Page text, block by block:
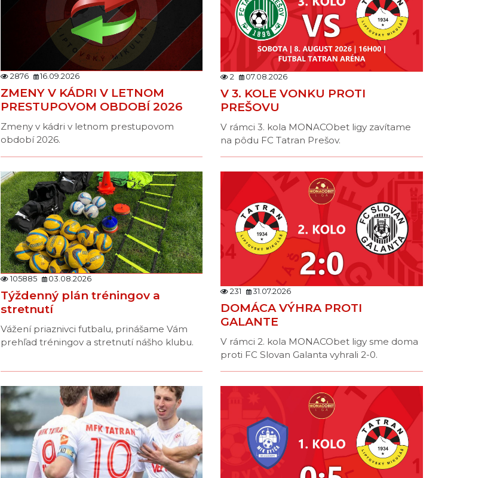
2876 16.09.2026
ZMENY V KÁDRI V LETNOM
PRESTUPOVOM OBDOBÍ 2026
Zmeny v kádri v letnom prestupovom
období 2026.
2 07.08.2026
V 3. KOLE VONKU PROTI
PREŠOVU
V rámci 3. kola MONACObet ligy zavítame
na pôdu FC Tatran Prešov.
105885 03.08.2026
Týždenný plán tréningov a
stretnutí
Vážení priaznivci futbalu, prinášame Vám
prehľad tréningov a stretnutí nášho klubu.
231 31.07.2026
DOMÁCA VÝHRA PROTI
GALANTE
V rámci 2. kola MONACObet ligy sme doma
proti FC Slovan Galanta vyhrali 2-0.